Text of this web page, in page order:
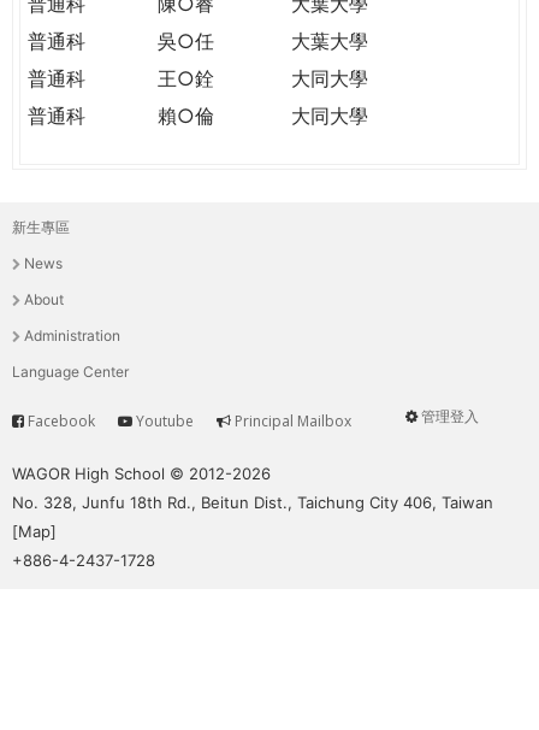
普通科
吳○任
大葉大學
普通科
王○銓
大同大學
普通科
賴○倫 大同大學
主
選
單
新生專區
News
About
Administration
Language Center
User
管理登入
Service
Facebook Youtube Principal Mailbox
WAGOR High School © 2012-2026
No. 328, Junfu 18th Rd., Beitun Dist., Taichung City 406, Taiwan
[Map]
+886-4-2437-1728